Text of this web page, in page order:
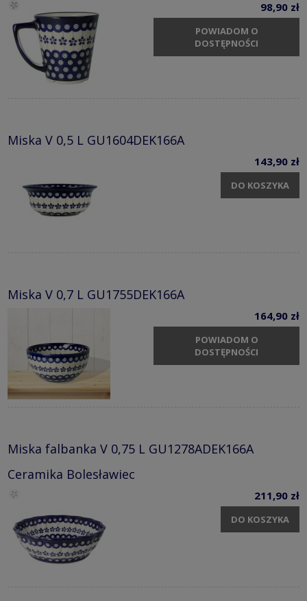
98,90 zł
POWIADOM O
DOSTĘPNOŚCI
Miska V 0,5 L GU1604DEK166A
143,90 zł
DO KOSZYKA
Miska V 0,7 L GU1755DEK166A
164,90 zł
POWIADOM O
DOSTĘPNOŚCI
Miska falbanka V 0,75 L GU1278ADEK166A
Ceramika Bolesławiec
211,90 zł
DO KOSZYKA